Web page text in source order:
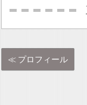
プロフィール